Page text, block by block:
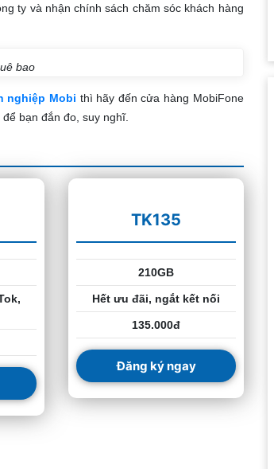
ty và nhận chính sách chăm sóc khách hàng
bao
nghiệp Mobi thì hãy đến cửa hàng MobiFone
bạn đắn đo, suy nghĩ.
TK135
210GB
Hết ưu đãi, ngắt kết nối
135.000đ
Đăng ký ngay